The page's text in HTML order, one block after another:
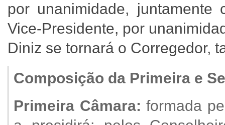
por unanimidade, juntamente
Vice-Presidente, por
Diniz se tornará o Corregedor,
Composição da Primeira e
Primeira Câmara: formada